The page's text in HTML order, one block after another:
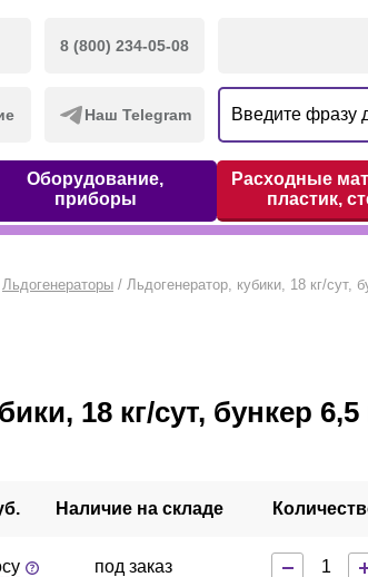
8 (800) 234-05-08
Наш Telegram
Оборудование,
приборы
Расходные
пластик,
Льдогенераторы / Льдогенератор, кубики, 18 кг/сут,
18 кг/сут, бункер 6,5
Наличие на складе
под заказ